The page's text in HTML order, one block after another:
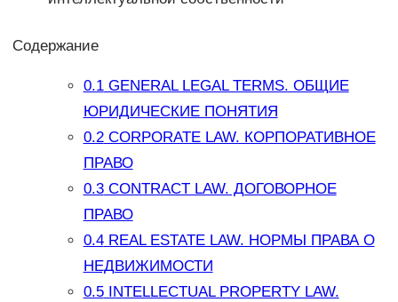
Содержание
0.1GENERAL LEGAL TERMS. ОБЩИЕ
ЮРИДИЧЕСКИЕ ПОНЯТИЯ
0.2CORPORATE LAW. КОРПОРАТИВНОЕ
ПРАВО
0.3CONTRACT LAW. ДОГОВОРНОЕ
ПРАВО
0.4REAL ESTATE LAW. НОРМЫ ПРАВА О
НЕДВИЖИМОСТИ
0.5INTELLECTUAL PROPERTY LAW.